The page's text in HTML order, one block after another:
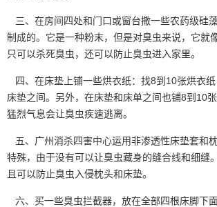
三、在房间四处和门口或窗台撒一些农药级硅
制成的。它是一种粉末，但是对臭虫来说，它就
只可以杀死臭虫 ，还可以防止臭虫进入家里。
四、在床垫上铺一些烘衣纸：找8到10张烘衣
床垫之间。另外，在床垫和床单之间也铺8到10
猛烈气息会让臭虫疾速逃离。
五、广州消杀四害中心运用非渗透性床垫套和
特殊，由于没有可以让臭虫藏身的缝合线和细缝
且可以防止臭虫入侵枕头和床垫。
六、买一些臭虫拦截器，放在全部四根床脚下